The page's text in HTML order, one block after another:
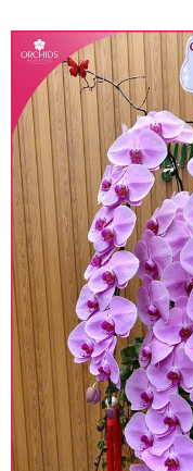
• Giá trên được
miễn phí in thiệp
hàng.
• Beautiful
trên toàn quốc để
khu vực sẽ có
phí mặt bằng,
thay đổi so với giá
hàng ở Tỉnh
giá trước khi đặt
chính xác khi có